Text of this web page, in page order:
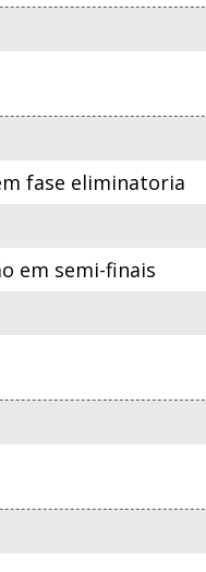
fase eliminatoria
em semi-finais